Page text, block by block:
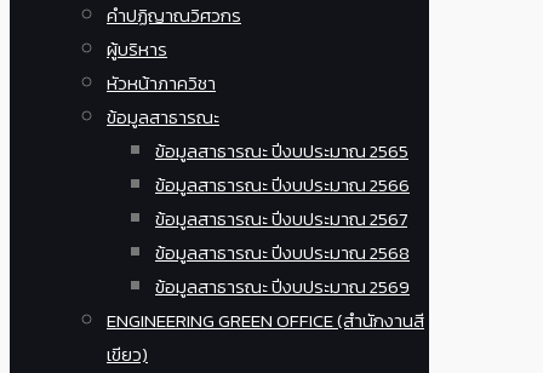
คำปฏิญาณวิศวกร
ผู้บริหาร
หัวหน้าภาควิชา
ข้อมูลสาธารณะ
ข้อมูลสาธารณะ ปีงบประมาณ 2565
ข้อมูลสาธารณะ ปีงบประมาณ 2566
ข้อมูลสาธารณะ ปีงบประมาณ 2567
ข้อมูลสาธารณะ ปีงบประมาณ 2568
ข้อมูลสาธารณะ ปีงบประมาณ 2569
ENGINEERING GREEN OFFICE (สำนักงานสี
เขียว)